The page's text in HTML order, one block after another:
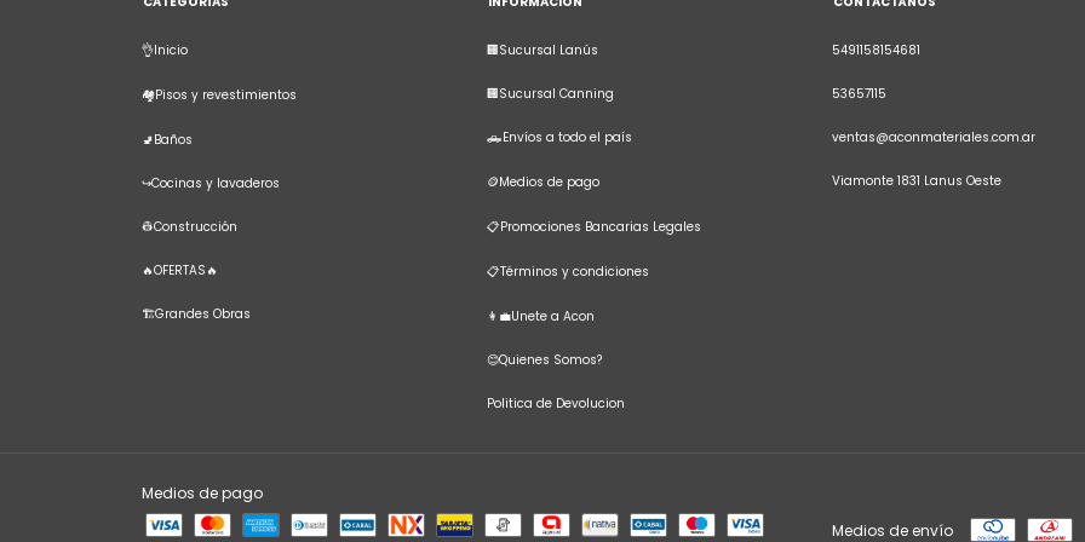
👌Inicio
🏘️Pisos y revestimientos
🚽Baños
↪️Cocinas y lavaderos
👷Construcción
🔥OFERTAS🔥
🏗️Grandes Obras
🏢Sucursal Lanús
🏢Sucursal Canning
🛻Envíos a todo el país
🪙Medios de pago
📋Promociones Bancarias Legales
📋Términos y condiciones
👩‍💼Unete a Acon
😊Quienes Somos?
Politica de Devolucion
5491158154681
53657115
ventas@aconmateriales.com.ar
Viamonte 1831 Lanus Oeste
Medios de pago
Medios de envío